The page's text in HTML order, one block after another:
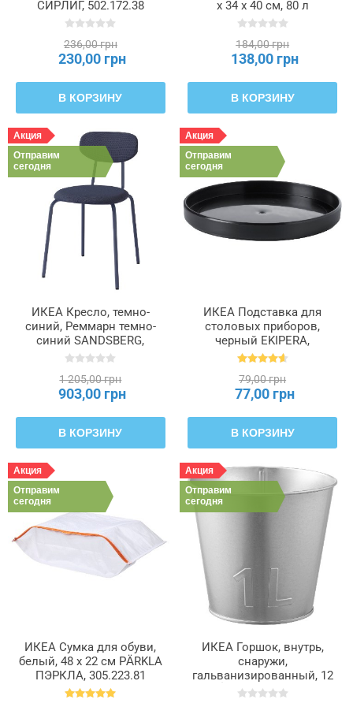
СИРЛИГ, 502.172.38
236,00 грн
230,00 грн
В КОРЗИНУ
x 34 x 40 см, 80 л
DUNDERGUBBE, 405.345.62
184,00 грн
138,00 грн
В КОРЗИНУ
Акция
Отправим
сегодня
ИКЕА Кресло, темно-
синий, Реммарн темно-
синий SANDSBERG,
206.052.54
1 205,00 грн
903,00 грн
В КОРЗИНУ
Акция
Отправим
сегодня
ИКЕА Подставка для
столовых приборов,
черный EKIPERA,
202.425.88
79,00 грн
77,00 грн
В КОРЗИНУ
Акция
Отправим
сегодня
ИКЕА Сумка для обуви,
белый, 48 x 22 см PÄRKLA
ПЭРКЛА, 305.223.81
Акция
Отправим
сегодня
ИКЕА Горшок, внутрь,
снаружи,
гальванизированный, 12
см ÅKERBÄR ОКЕРБЭР,